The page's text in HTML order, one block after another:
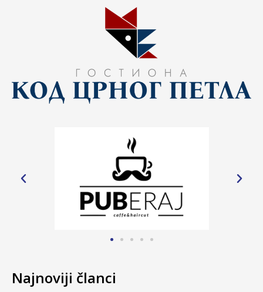
Najnoviji članci